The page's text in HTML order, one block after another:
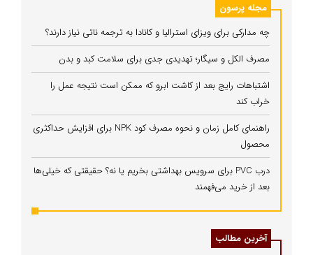
مجله پرسون
چه مدارکی برای ویزای استرالیا و کانادا به ترجمه ناتی نیاز دارند؟
مصرف الکل و سیگار؛ تهدیدی جدی برای سلامت کبد و بدن
اشتباهات رایج بعد از کاشت ابرو که ممکن است نتیجه عمل را
خراب کند
راهنمای کامل زمان و نحوه مصرف کود NPK برای افزایش حداکثری
محصول
درب PVC برای سرویس بهداشتی بخریم یا نه؟ حقیقتی که خیلی‌ها
بعد از خرید می‌فهمند
آخرین مطالب